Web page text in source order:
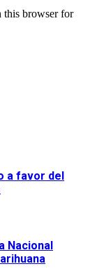
this browser for
a favor del
Nacional